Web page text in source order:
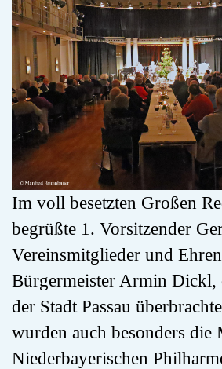
Im voll besetzten Großen
begrüßte 1. Vorsitzender
Vereinsmitglieder und
Bürgermeister Armin Dickl,
der Stadt Passau
wurden auch besonders die
Niederbayerischen